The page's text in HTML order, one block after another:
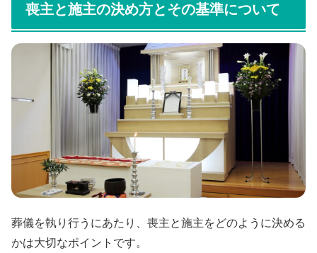
喪主と施主の決め方とその基準について
葬儀を執り行うにあたり、喪主と施主をどのように決める
かは大切なポイントです。